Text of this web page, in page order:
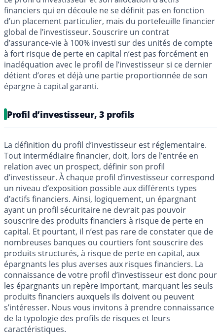
financiers qui en découle ne se définit pas en fonction
d’un placement particulier, mais du portefeuille financier
global de l’investisseur. Souscrire un contrat
d’assurance-vie à 100% investi sur des unités de compte
à fort risque de perte en capital n’est pas forcément en
inadéquation avec le profil de l’investisseur si ce dernier
détient d’ores et déjà une partie proportionnée de son
épargne à capital garanti.
Profil d’investisseur, 3 profils
La définition du profil d’investisseur est réglementaire.
Tout intermédiaire financier, doit, lors de l’entrée en
relation avec un prospect, définir son profil
d’investisseur. À chaque profil d’investisseur correspond
un niveau d’exposition possible aux différents types
d’actifs financiers. Ainsi, logiquement, un épargnant
ayant un profil sécuritaire ne devrait pas pouvoir
souscrire des produits financiers à risque de perte en
capital. Et pourtant, il n’est pas rare de constater que de
nombreuses banques ou courtiers font souscrire des
produits structurés, à risque de perte en capital, aux
épargnants les plus averses aux risques financiers. La
connaissance de votre profil d’investisseur est donc pour
les épargnants un repère important, marquant les seuls
produits financiers auxquels ils doivent ou peuvent
s’intéresser. Nous vous invitons à prendre connaissance
de la typologie des profils de risques et leurs
caractéristiques.